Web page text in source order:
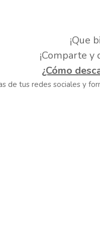
¡Que
¡Comparte y
¿Cómo
de tus redes sociales y